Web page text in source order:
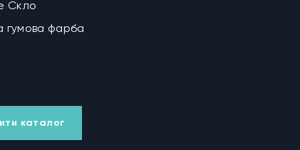
Скло
гумова фарба
каталог